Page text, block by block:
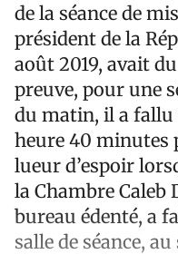
de la séance de
président de la
août 2019, avait
preuve, pour une
du matin, il a fallu
heure 40 minutes
lueur d’espoir
la Chambre Caleb
bureau édenté, a
salle de séance,